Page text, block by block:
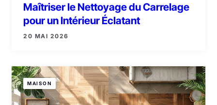
Maîtriser le Nettoyage du Carrelage
pour un Intérieur Éclatant
20 MAI 2026
MAISON